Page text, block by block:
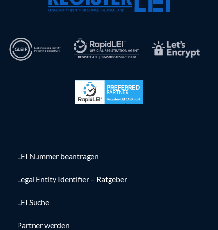
LEI Nummer beantragen
Legal Entity Identifier – Ratgeber
LEI Suche
Partner werden